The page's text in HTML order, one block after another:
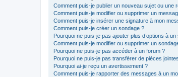
Comment puis-je publier un nouveau sujet ou une
Comment puis-je modifier ou supprimer un
Comment puis-je insérer une signature à mon
Comment puis-je créer un sondage ?
Pourquoi ne puis-je pas ajouter plus d’options à un
Comment puis-je modifier ou supprimer un
Pourquoi ne puis-je pas accéder à un forum ?
Pourquoi ne puis-je pas transférer de pièces
Pourquoi ai-je reçu un avertissement ?
Comment puis-je rapporter des messages à un